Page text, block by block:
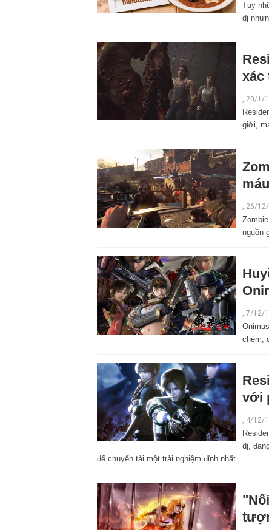
Tuy
dị
xác
, 20/1/
giới,
26/
nguồn
, 7/12/
chém,
với
, 4/12/
dị,
để chuyển tải một trải nghiệm đỉnh nhất.